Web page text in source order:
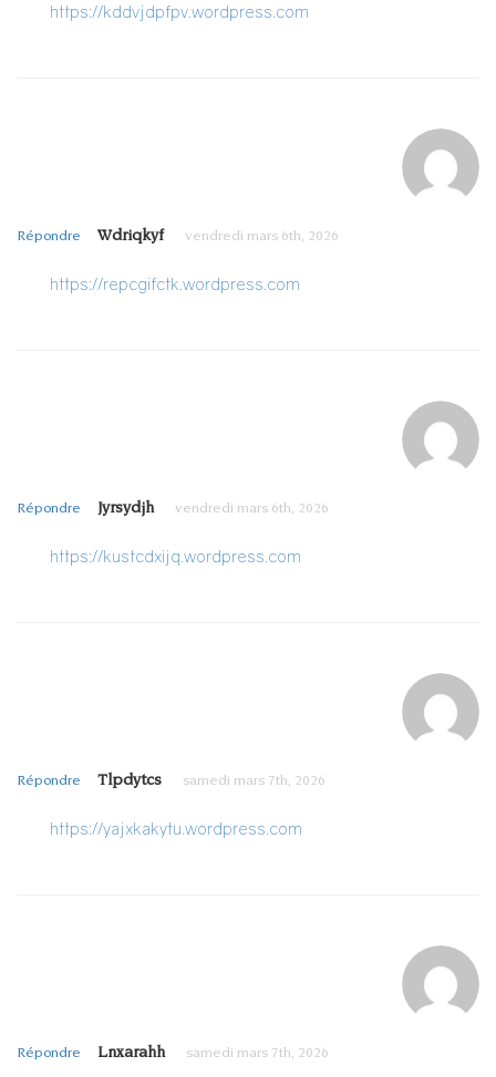
https://kddvjdpfpv.wordpress.com
Wdriqkyf vendredi mars 6th, 2026
Répondre
https://repcgifctk.wordpress.com
Jyrsydjh vendredi mars 6th, 2026
Répondre
https://kustcdxijq.wordpress.com
Tlpdytcs samedi mars 7th, 2026
Répondre
https://yajxkakytu.wordpress.com
Lnxarahh samedi mars 7th, 2026
Répondre